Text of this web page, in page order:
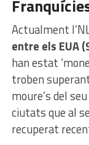
Actualment
entre els EUA
han estat
troben
moure’s del
ciutats que al
recuperat